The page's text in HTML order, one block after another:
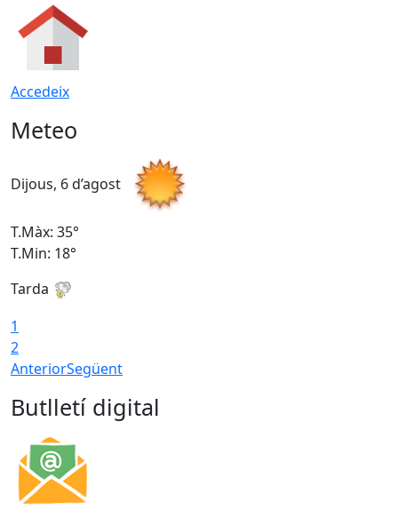
Accedeix
Meteo
Dijous, 6 d’agost
T.Màx: 35°
T.Min: 18°
Tarda
1
2
AnteriorSegüent
Butlletí digital